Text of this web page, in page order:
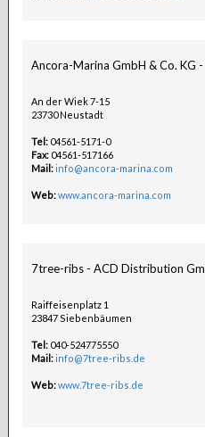
Ancora-Marina GmbH & Co. KG
An der Wiek 7-15
23730 Neustadt
Tel:04561-5171-0
Fax:04561-517166
Mail:info@ancora-marina.com
Web:www.ancora-marina.com
7tree-ribs - ACD Distribution
Raiffeisenplatz 1
23847 Siebenbäumen
Tel:040-524775550
Mail:info@7tree-ribs.de
Web:www.7tree-ribs.de